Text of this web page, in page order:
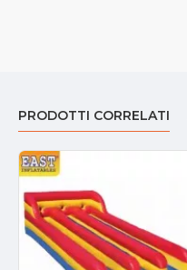
PRODOTTI CORRELATI